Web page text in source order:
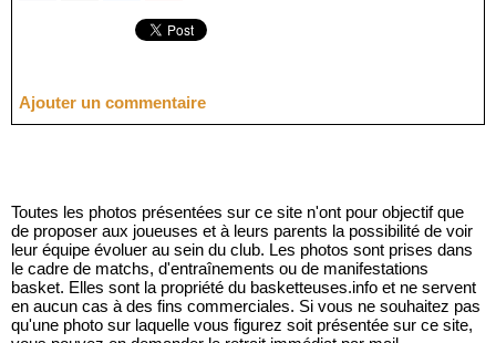
Ajouter un commentaire
Toutes les photos présentées sur ce site n'ont pour objectif que
de proposer aux joueuses et à leurs parents la possibilité de voir
leur équipe évoluer au sein du club. Les photos sont prises dans
le cadre de matchs, d'entraînements ou de manifestations
basket. Elles sont la propriété du basketteuses.info et ne servent
en aucun cas à des fins commerciales. Si vous ne souhaitez pas
qu'une photo sur laquelle vous figurez soit présentée sur ce site,